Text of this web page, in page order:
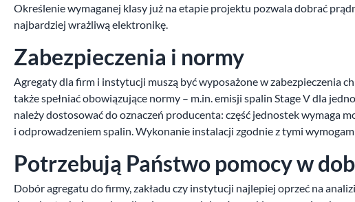
Określenie wymaganej klasy już na etapie projektu pozwala dobrać
najbardziej wrażliwą elektronikę.
Zabezpieczenia i normy
Agregaty dla firm i instytucji muszą być wyposażone w zabezpieczenia
także spełniać obowiązujące normy – m.in. emisji spalin Stage V dla
należy dostosować do oznaczeń producenta: część jednostek wymaga
i odprowadzeniem spalin. Wykonanie instalacji zgodnie z tymi
Potrzebują Państwo pomocy w
Dobór agregatu do firmy, zakładu czy instytucji najlepiej oprzeć na